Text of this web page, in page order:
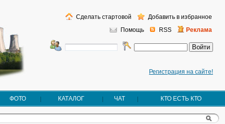
Регистрация на сайте!
Помощь RSS Реклама
Сделать стартовой Добавить в избранное
ФОТО КАТАЛОГ ЧАТ КТО ЕСТЬ КТО